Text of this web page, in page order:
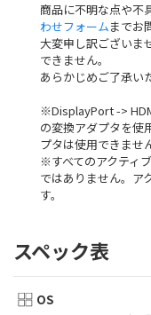
商品に不明な点や不
わせフォームまでお
大変申し訳ございま
できません。
あらかじめご了承い
※DisplayPort ->
の変換アダプタを使
プタは使用できませ
※すべてのアクティ
ではありません。ア
す。
スペック表
OS